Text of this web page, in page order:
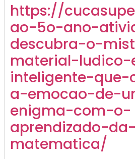
https://
ao-5o-ano-
descubra-o-
material-ludico-
inteligente-
a-emocao-de-
enigma-com-o-
aprendizado-da-
matematica/